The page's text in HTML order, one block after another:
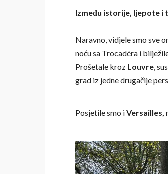
Između istorije, ljepote i
Naravno, vidjele smo sve
noću sa Trocadéra i
Prošetale kroz Louvre ,
grad iz jedne drugačije
Posjetile smo iVersailles,